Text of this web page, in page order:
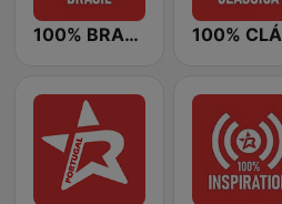
100% BRASIL